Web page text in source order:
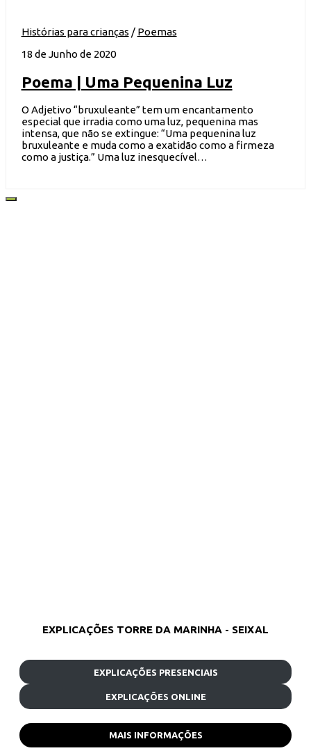
Histórias para crianças / Poemas
18 de Junho de 2020
Poema | Uma Pequenina Luz
O Adjetivo “bruxuleante” tem um encantamento
especial que irradia como uma luz, pequenina mas
intensa, que não se extingue: “Uma pequenina luz
bruxuleante e muda como a exatidão como a firmeza
como a justiça.” Uma luz inesquecível…
EXPLICAÇÕES TORRE DA MARINHA - SEIXAL
EXPLICAÇÕES PRESENCIAIS
EXPLICAÇÕES ONLINE
MAIS INFORMAÇÕES